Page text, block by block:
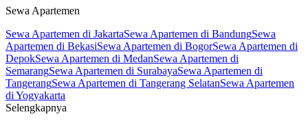
Sewa Apartemen
Sewa Apartemen di JakartaSewa Apartemen di BandungSewa
Apartemen di BekasiSewa Apartemen di BogorSewa Apartemen di
DepokSewa Apartemen di MedanSewa Apartemen di
SemarangSewa Apartemen di SurabayaSewa Apartemen di
TangerangSewa Apartemen di Tangerang SelatanSewa Apartemen
di Yogyakarta
Selengkapnya